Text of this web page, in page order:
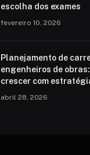
escolha dos exames
fevereiro 10, 2026
Planejamento de
engenheiros de
crescer com
abril 28, 2026